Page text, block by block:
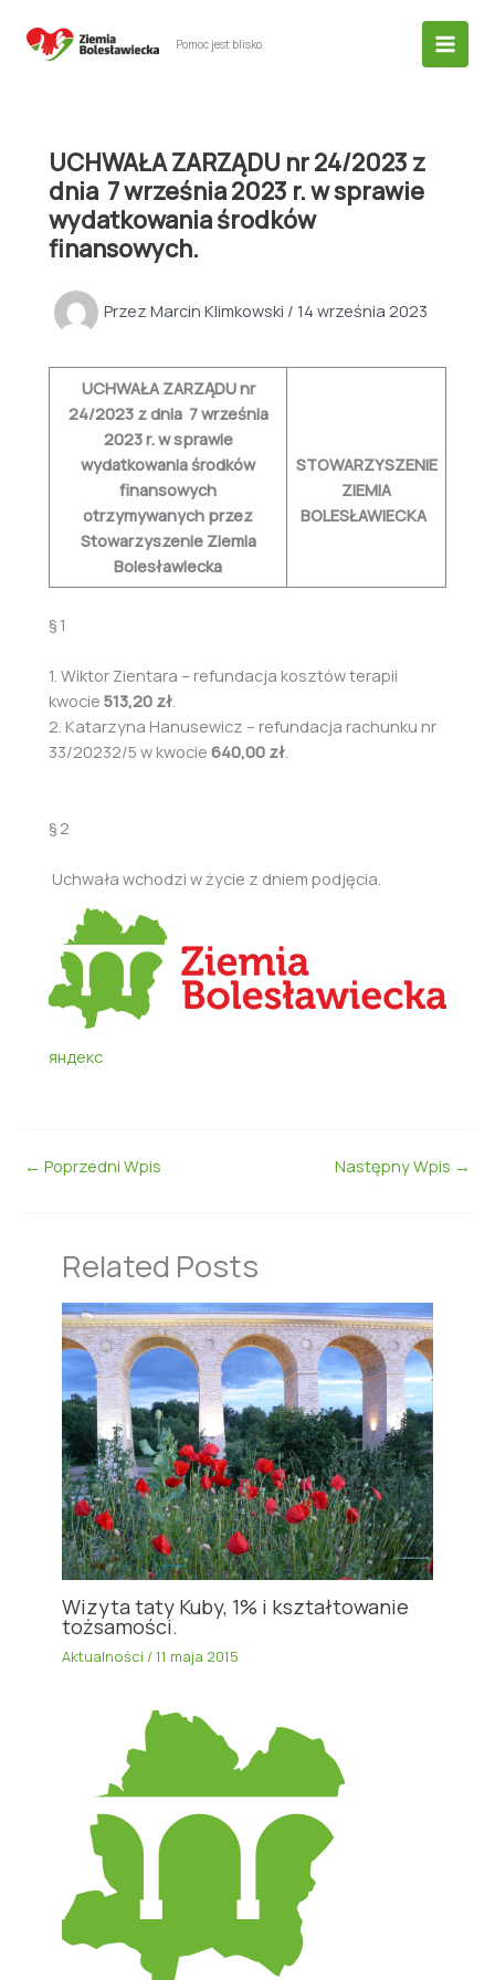
Pomoc jest blisko.
UCHWAŁA ZARZĄDU nr 24/2023 z
dnia 7 września 2023 r. w sprawie
wydatkowania środków
finansowych.
Przez Marcin Klimkowski / 14 września 2023
UCHWAŁA ZARZĄDU nr
24/2023 z dnia 7 września
2023 r. w sprawie
wydatkowania środków
finansowych
otrzymywanych przez
Stowarzyszenie Ziemia
Bolesławiecka
STOWARZYSZENIE
ZIEMIA
BOLESŁAWIECKA
§ 1
1. Wiktor Zientara – refundacja kosztów terapii
kwocie 513,20 zł.
2. Katarzyna Hanusewicz – refundacja rachunku nr
33/20232/5 w kwocie 640,00 zł.
§ 2
Uchwała wchodzi w życie z dniem podjęcia.
яндекс
← Poprzedni Wpis Następny Wpis →
Related Posts
Wizyta taty Kuby, 1% i kształtowanie
tożsamości.
Aktualności /11 maja 2015